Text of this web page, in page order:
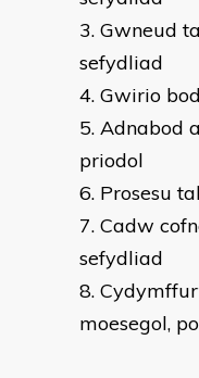
Gwneud
sefydliad
Gwirio
Adnabod
priodol
Prosesu
Cadw
sefydliad
moesegol,